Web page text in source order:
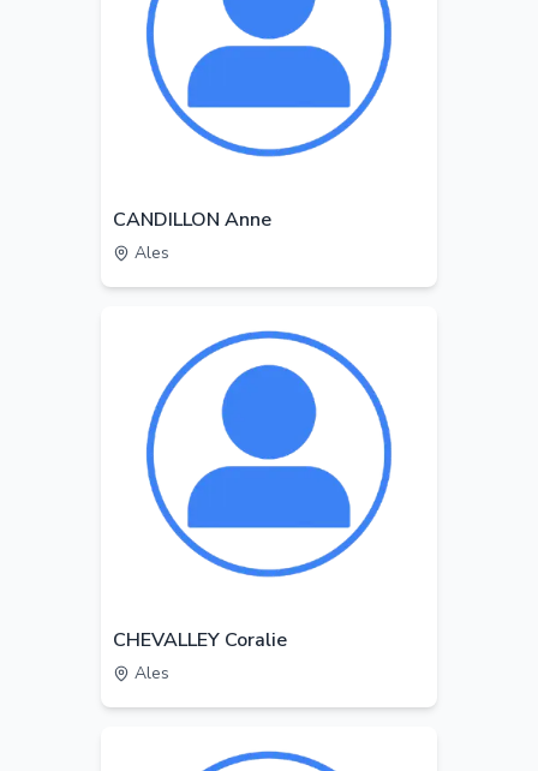
CANDILLON Anne
Ales
CHEVALLEY Coralie
Ales